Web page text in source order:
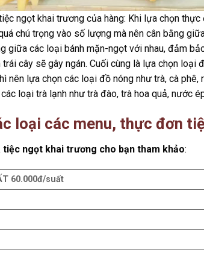
ngọt khai trương của hàng: Khi lựa chọn
chú trọng vào số lượng mà nên cân bằng
giữa các loại bánh mặn-ngọt với nhau, đảm
trái cây sẽ gây ngán. Cuối cùng là lựa chọn
nên lựa chọn các loại đồ nóng như trà, cà
loại trà lạnh như trà đào, trà hoa quả, nước
loại các menu, thực đơn
tiệc ngọt khai trương cho bạn tham khảo:
60.000đ/suất